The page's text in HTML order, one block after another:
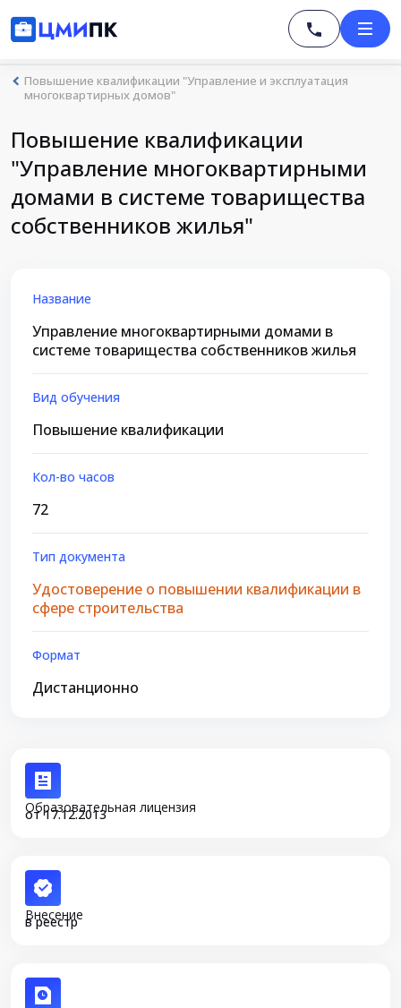
Повышение квалификации "Управление и эксплуатация
многоквартирных домов"
Повышение квалификации
"Управление многоквартирными
домами в системе товарищества
собственников жилья"
Название
Управление многоквартирными домами в
системе товарищества собственников жилья
Вид обучения
Повышение квалификации
Кол-во часов
72
Тип документа
Удостоверение о повышении квалификации в
сфере строительства
Формат
Дистанционно
Образовательная лицензия
от 17.12.2013
Внесение
в реестр